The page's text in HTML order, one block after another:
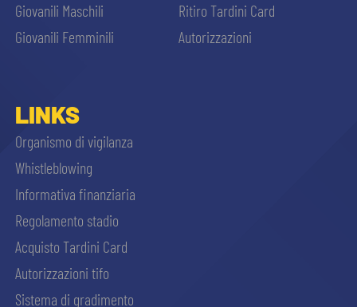
Giovanili Maschili
Giovanili Femminili
Ritiro Tardini Card
Autorizzazioni
LINKS
Organismo di vigilanza
Whistleblowing
Informativa finanziaria
Regolamento stadio
Acquisto Tardini Card
Autorizzazioni tifo
Sistema di gradimento